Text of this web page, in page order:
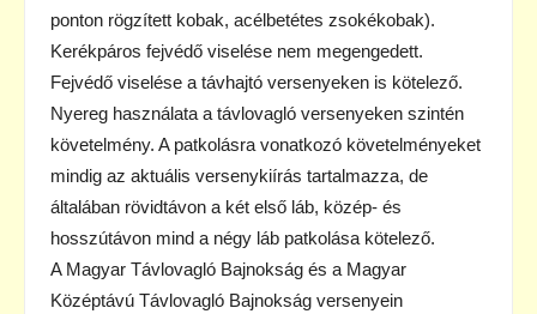
ponton rögzített kobak, acélbetétes zsokékobak).
Kerékpáros fejvédő viselése nem megengedett.
Fejvédő viselése a távhajtó versenyeken is kötelező.
Nyereg használata a távlovagló versenyeken szintén
követelmény. A patkolásra vonatkozó követelményeket
mindig az aktuális versenykiírás tartalmazza, de
általában rövidtávon a két első láb, közép- és
hosszútávon mind a négy láb patkolása kötelező.
A Magyar Távlovagló Bajnokság és a Magyar
Középtávú Távlovagló Bajnokság versenyein